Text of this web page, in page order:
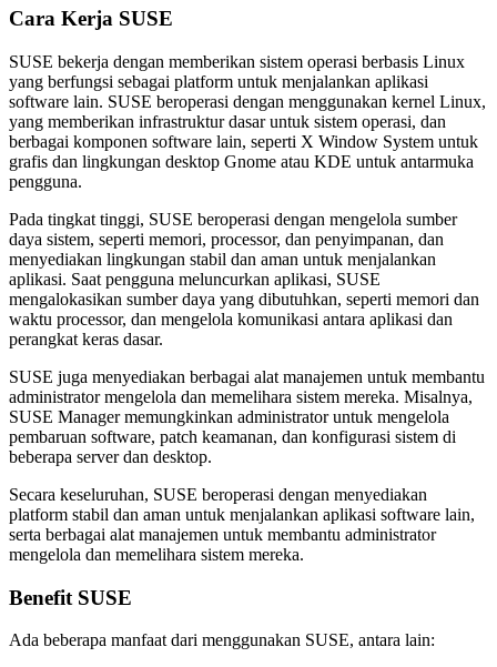
Cara Kerja SUSE
SUSE bekerja dengan memberikan sistem operasi berbasis Linux
yang berfungsi sebagai platform untuk menjalankan aplikasi
software lain. SUSE beroperasi dengan menggunakan kernel Linux,
yang memberikan infrastruktur dasar untuk sistem operasi, dan
berbagai komponen software lain, seperti X Window System untuk
grafis dan lingkungan desktop Gnome atau KDE untuk antarmuka
pengguna.
Pada tingkat tinggi, SUSE beroperasi dengan mengelola sumber
daya sistem, seperti memori, processor, dan penyimpanan, dan
menyediakan lingkungan stabil dan aman untuk menjalankan
aplikasi. Saat pengguna meluncurkan aplikasi, SUSE
mengalokasikan sumber daya yang dibutuhkan, seperti memori dan
waktu processor, dan mengelola komunikasi antara aplikasi dan
perangkat keras dasar.
SUSE juga menyediakan berbagai alat manajemen untuk membantu
administrator mengelola dan memelihara sistem mereka. Misalnya,
SUSE Manager memungkinkan administrator untuk mengelola
pembaruan software, patch keamanan, dan konfigurasi sistem di
beberapa server dan desktop.
Secara keseluruhan, SUSE beroperasi dengan menyediakan
platform stabil dan aman untuk menjalankan aplikasi software lain,
serta berbagai alat manajemen untuk membantu administrator
mengelola dan memelihara sistem mereka.
Benefit SUSE
Ada beberapa manfaat dari menggunakan SUSE, antara lain: